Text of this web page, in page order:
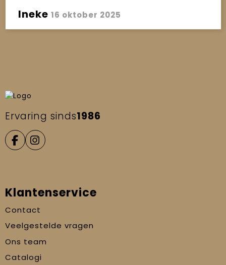
Ineke 16 oktober 2025
Ervaring sinds1986
Klantenservice
Contact
Veelgestelde vragen
Ons team
Catalogi